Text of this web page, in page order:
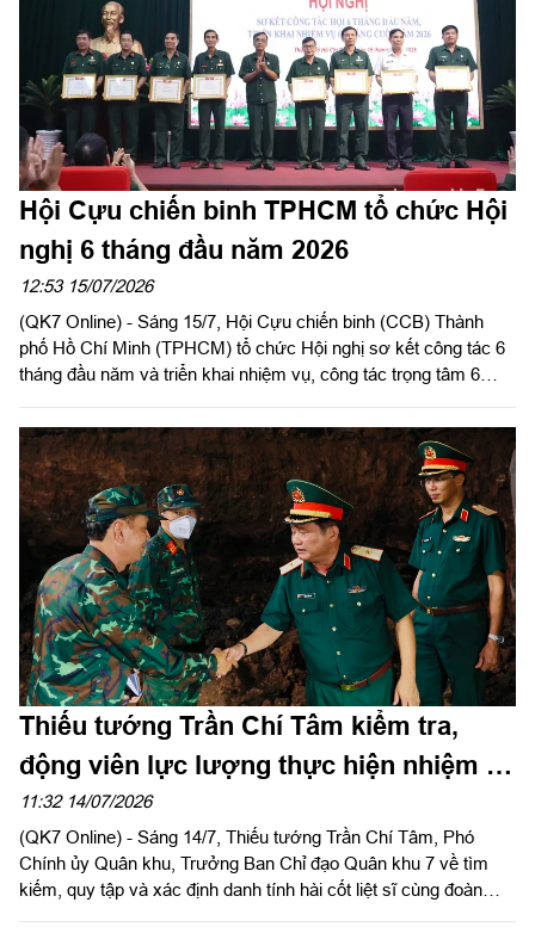
Hội Cựu chiến binh TPHCM tổ chức Hội
nghị 6 tháng đầu năm 2026
12:53 15/07/2026
(QK7 Online) - Sáng 15/7, Hội Cựu chiến binh (CCB) Thành
phố Hồ Chí Minh (TPHCM) tổ chức Hội nghị sơ kết công tác 6
tháng đầu năm và triển khai nhiệm vụ, công tác trọng tâm 6
Chủ tịch Hội CCB Việt Nam, Phó Chủ tịch Ủy ban MTTQ Việt
Nam TPHCM, Chủ tịch Hội CCB TPHCM chủ trì hội nghị.
Thiếu tướng Trần Chí Tâm kiểm tra,
động viên lực lượng thực hiện nhiệm vụ
tại Công viên Lê Thị Riêng
11:32 14/07/2026
(QK7 Online) - Sáng 14/7, Thiếu tướng Trần Chí Tâm, Phó
Chính ủy Quân khu, Trưởng Ban Chỉ đạo Quân khu 7 về tìm
kiếm, quy tập và xác định danh tính hài cốt liệt sĩ cùng đoàn